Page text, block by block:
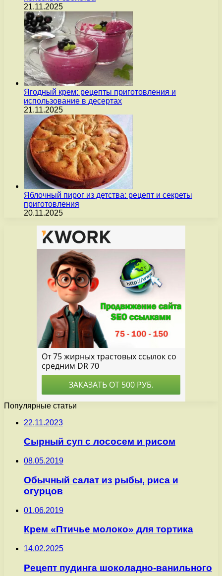
21.11.2025
Ягодный крем: рецепты приготовления и
использование в десертах
21.11.2025
Яблочный пирог из детства: рецепт и секреты
приготовления
20.11.2025
Популярные статьи
22.11.2023
Сырный суп с лососем и рисом
08.05.2019
Обычный салат из рыбы, риса и
огурцов
01.06.2019
Крем «Птичье молоко» для тортика
14.02.2025
Рецепт пудинга шоколадно-ванильного